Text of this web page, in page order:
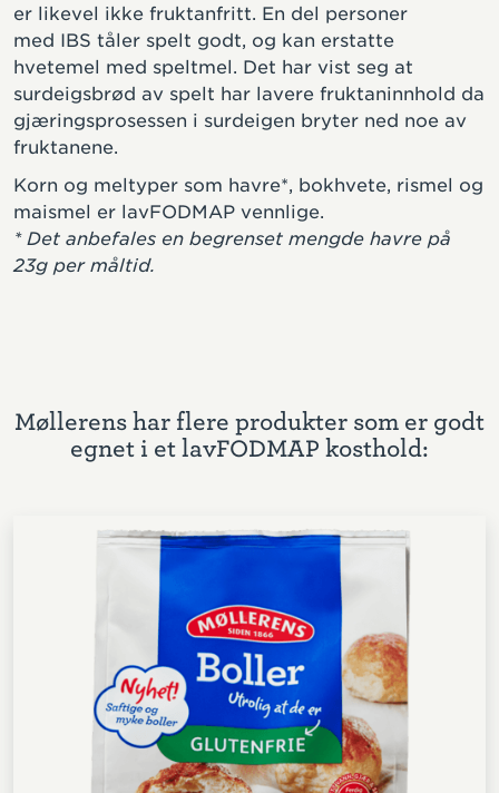
er likevel ikke fruktanfritt. En del personer
med IBS tåler spelt godt, og kan erstatte
hvetemel med speltmel. Det har vist seg at
surdeigsbrød av spelt har lavere fruktaninnhold da
gjæringsprosessen i surdeigen bryter ned noe av
fruktanene.
Korn og meltyper som havre*, bokhvete, rismel og
maismel er lavFODMAP vennlige.
* Det anbefales en begrenset mengde havre på
23g per måltid.
Møllerens har flere produkter som er godt
egnet i et lavFODMAP kosthold: